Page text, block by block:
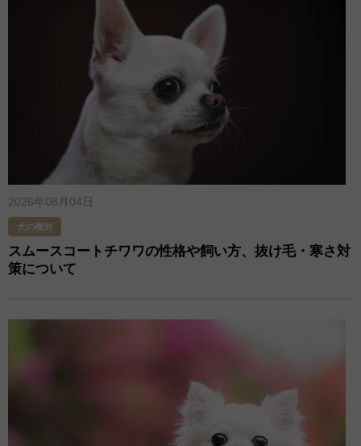
2026年08月04日
犬の種別
スムースコートチワワの性格や飼い方、抜け毛​・寒さ対
策​について